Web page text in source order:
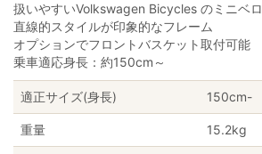
扱いやすいVolkswagen Bicycles のミニベロ
直線的スタイルが印象的なフレーム
オプションでフロントバスケット取付可能
乗車適応身長：約150cm～
適正サイズ(身長) 150cm-
重量 15.2kg